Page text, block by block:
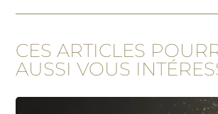
CES ARTICLES
AUSSI VOUS